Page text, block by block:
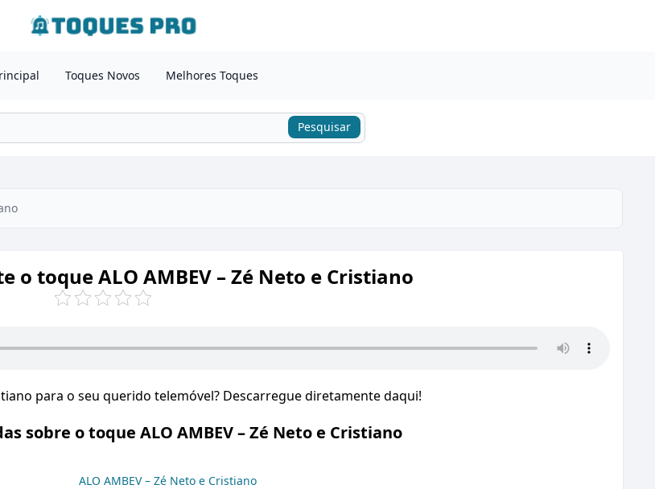
Toques Novos Melhores Toques
Pesquisar
o toque ALO AMBEV – Zé Neto e Cristiano
para o seu querido telemóvel? Descarregue diretamente daqui!
sobre o toque ALO AMBEV – Zé Neto e Cristiano
ALO AMBEV – Zé Neto e Cristiano